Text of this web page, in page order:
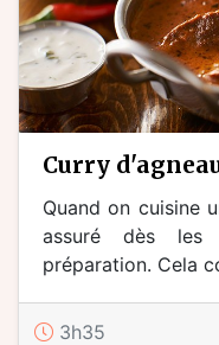
curry
Quand on cuisine
assuré dès les
préparation. Cela
3h35